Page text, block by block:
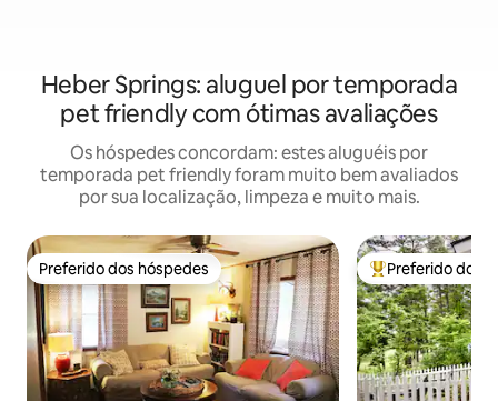
Heber Springs: aluguel por temporada
pet friendly com ótimas avaliações
Os hóspedes concordam: estes aluguéis por
temporada pet friendly foram muito bem avaliados
por sua localização, limpeza e muito mais.
Preferido dos hóspedes
Preferido dos hóspedes Entre os
Preferido dos